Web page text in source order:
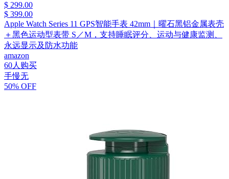
$ 299.00
$ 399.00
Apple Watch Series 11 GPS智能手表 42mm｜曜石黑铝金属表壳
＋黑色运动型表带 S／M，支持睡眠评分、运动与健康监测、
永远显示及防水功能
amazon
60人购买
手慢无
50% OFF